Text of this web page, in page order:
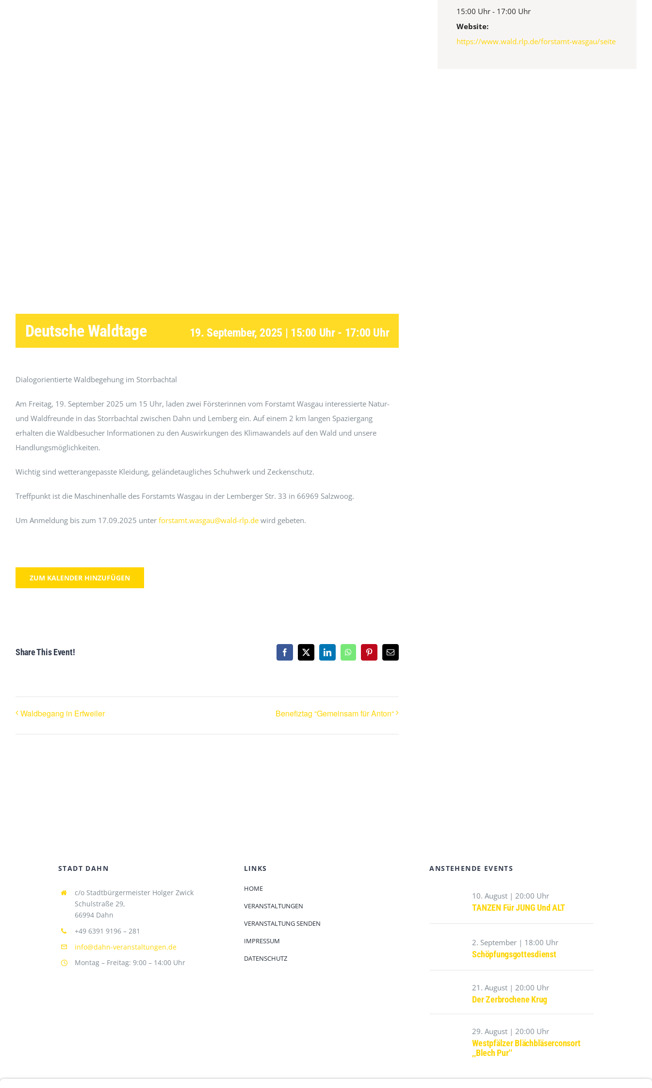
Deutsche Waldtage 19. September, 2025 | 15:00 Uhr- 17:00 Uhr
Dialogorientierte Waldbegehung im Storrbachtal
Am Freitag, 19. September 2025 um 15 Uhr, laden zwei Försterinnen vom Forstamt Wasgau interessierte Natur-
und Waldfreunde in das Storrbachtal zwischen Dahn und Lemberg ein. Auf einem 2 km langen Spaziergang
erhalten die Waldbesucher Informationen zu den Auswirkungen des Klimawandels auf den Wald und unsere
Handlungsmöglichkeiten.
Wichtig sind wetterangepasste Kleidung, geländetaugliches Schuhwerk und Zeckenschutz.
Treffpunkt ist die Maschinenhalle des Forstamts Wasgau in der Lemberger Str. 33 in 66969 Salzwoog.
Um Anmeldung bis zum 17.09.2025 unter forstamt.wasgau@wald-rlp.de wird gebeten.
ZUM KALENDER HINZUFÜGEN
Share This Event! Facebook
X LinkedInWhatsAppPinterestEmail
Waldbegang in Erfweiler Benefiztag “Gemeinsam für Anton“
15:00 Uhr - 17:00 Uhr
Website:
https://www.wald.rlp.de/forstamt-wasgau/seite
STADT DAHN
c/o Stadtbürgermeister Holger Zwick
Schulstraße 29,
66994 Dahn
+49 6391 9196 – 281
info@dahn-veranstaltungen.de
Montag – Freitag: 9:00 – 14:00 Uhr
LINKS
HOME
VERANSTALTUNGEN
VERANSTALTUNG SENDEN
IMPRESSUM
DATENSCHUTZ
ANSTEHENDE EVENTS
10. August | 20:00 Uhr
TANZEN Für JUNG Und ALT
2. September | 18:00 Uhr
Schöpfungsgottesdienst
21. August | 20:00 Uhr
Der Zerbrochene Krug
29. August | 20:00 Uhr
Westpfälzer Blächbläserconsort
,,Blech Pur‘‘